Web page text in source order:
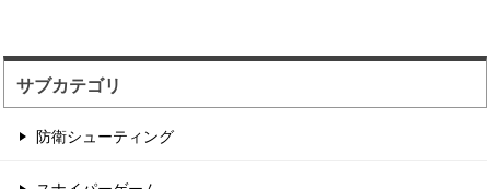
サブカテゴリ
防衛シューティング